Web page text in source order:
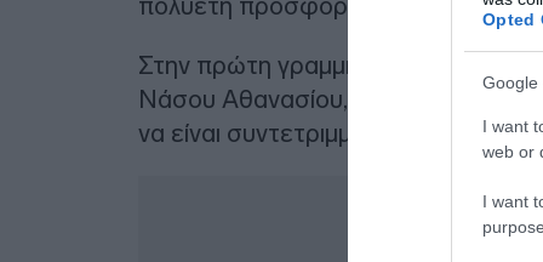
Opted
Google
I want
web or
I want
Στην πρώτη γραμμή της
Νάσου Αθανασίου, με τη σύζυγό του
να είναι συντετριμμένοι από τη